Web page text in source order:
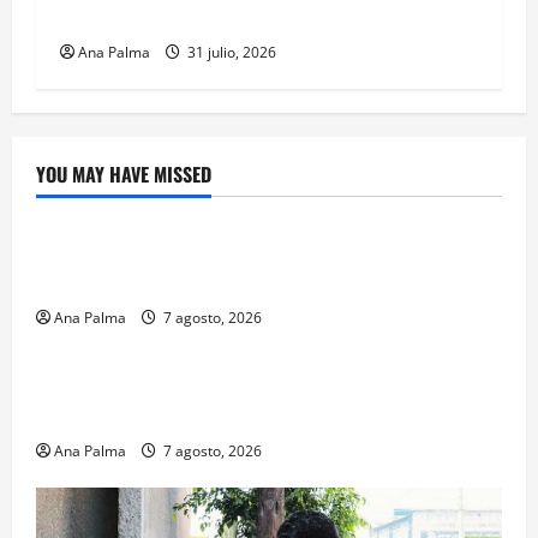
Ana Palma 31 julio, 2026
YOU MAY HAVE MISSED
Crítica de Cine
Ana Palma 7 agosto, 2026
Educación
Ana Palma 7 agosto, 2026